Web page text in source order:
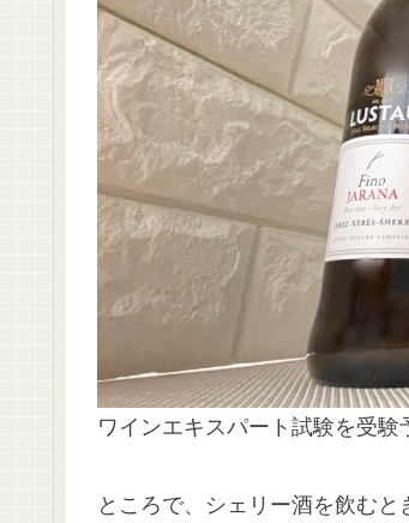
ワインエキスパート試験を受験
ところで、シェリー酒を飲む